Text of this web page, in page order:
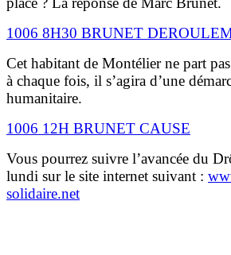
1006 8H30 BRUNET
Cet habitant de Montélier ne part
à chaque fois, il s’agira d’une
humanitaire.
1006 12H BRUNET CAUSE
Vous pourrez suivre l’avancée du
lundi sur le site internet suivant :
solidaire.net